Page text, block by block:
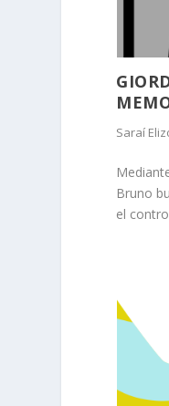
Saraí
Bruno
el